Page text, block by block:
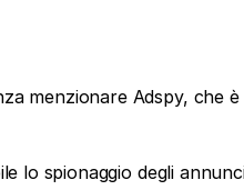
menzionare Adspy, che
lo spionaggio degli